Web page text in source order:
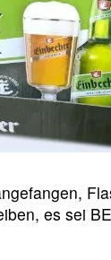
es sei